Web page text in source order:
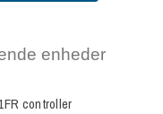
enheder
controller